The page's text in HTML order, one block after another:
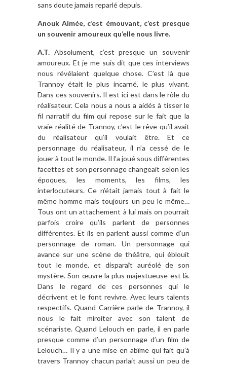
sans doute jamais reparlé depuis.
Anouk Aimée, c’est émouvant, c’est presque
un souvenir amoureux qu’elle nous livre.
A.T. Absolument, c’est presque un souvenir
amoureux. Et je me suis dit que ces interviews
nous révélaient quelque chose. C’est là que
Trannoy était le plus incarné, le plus vivant.
Dans ces souvenirs. Il est ici est dans le rôle du
réalisateur. Cela nous a nous a aidés à tisser le
fil narratif du film qui repose sur le fait que la
vraie réalité de Trannoy, c’est le rêve qu’il avait
du réalisateur qu’il voulait être. Et ce
personnage du réalisateur, il n’a cessé de le
jouer à tout le monde. Il l’a joué sous différentes
facettes et son personnage changeait selon les
époques, les moments, les films, les
interlocuteurs. Ce n’était jamais tout à fait le
même homme mais toujours un peu le même…
Tous ont un attachement à lui mais on pourrait
parfois croire qu’ils parlent de personnes
différentes. Et ils en parlent aussi comme d’un
personnage de roman. Un personnage qui
avance sur une scène de théâtre, qui éblouit
tout le monde, et disparaît auréolé de son
mystère. Son œuvre la plus majestueuse est là.
Dans le regard de ces personnes qui le
décrivent et le font revivre. Avec leurs talents
respectifs. Quand Carrière parle de Trannoy, il
nous le fait miroiter avec son talent de
scénariste. Quand Lelouch en parle, il en parle
presque comme d’un personnage d’un film de
Lelouch… Il y a une mise en abîme qui fait qu’à
travers Trannoy chacun parlait aussi un peu de